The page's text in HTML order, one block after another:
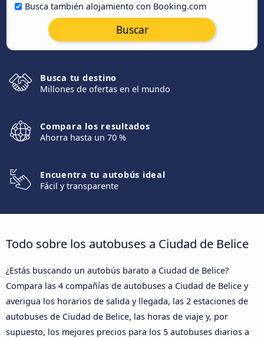
Busca también alojamiento con Booking.com
Buscar
Busca tu destino
Millones de ofertas en el mundo
Compara los resultados
Ahorra hasta un 70 %
Encuentra tu autobús ideal
Fácil y transparente
Todo sobre los autobuses a Ciudad de Belice
¿Estás buscando un autobús barato a Ciudad de Belice?
Compara las 4 compañías de autobuses a Ciudad de Belice y
averigua los horarios de salida y llegada, las 2 estaciones de
autobuses de Ciudad de Belice, las horas de viaje y, por
supuesto, los mejores precios para los 5 autobuses diarios a